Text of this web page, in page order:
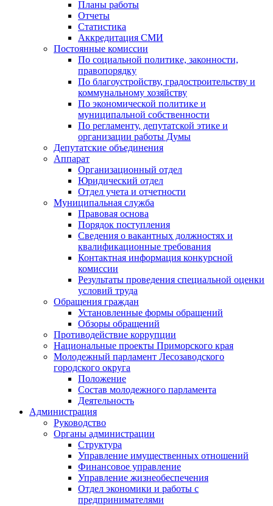
Планы работы
Отчеты
Статистика
Аккредитация СМИ
Постоянные комиссии
По социальной политике, законности,
правопорядку
По благоустройству, градостроительству и
коммунальному хозяйству
По экономической политике и
муниципальной собственности
По регламенту, депутатской этике и
организации работы Думы
Депутатские объединения
Аппарат
Организационный отдел
Юридический отдел
Отдел учета и отчетности
Муниципальная служба
Правовая основа
Порядок поступления
Сведения о вакантных должностях и
квалификационные требования
Контактная информация конкурсной
комиссии
Результаты проведения специальной оценки
условий труда
Обращения граждан
Установленные формы обращений
Обзоры обращений
Противодействие коррупции
Национальные проекты Приморского края
Молодежный парламент Лесозаводского
городского округа
Положение
Состав молодежного парламента
Деятельность
Администрация
Руководство
Органы администрации
Структура
Управление имущественных отношений
Финансовое управление
Управление жизнеобеспечения
Отдел экономики и работы с
предпринимателями